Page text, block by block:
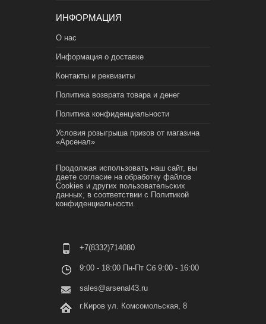
ИНФОРМАЦИЯ
О нас
Информация о доставке
Контакты и реквизиты
Политика возврата товара и денег
Политика конфиденциальности
Условия розыгрыша призов от магазина
«Арсенал»
Продолжая использовать наш сайт, вы
даете согласие на обработку файлов
Cookies и других пользовательских
данных, в соответствии с Политикой
конфиденциальности.
+7(8332)714080
9:00 - 18:00 Пн-Пт Сб 9:00 - 16:00
sales@arsenal43.ru
г.Киров ул. Комсомольская, 8